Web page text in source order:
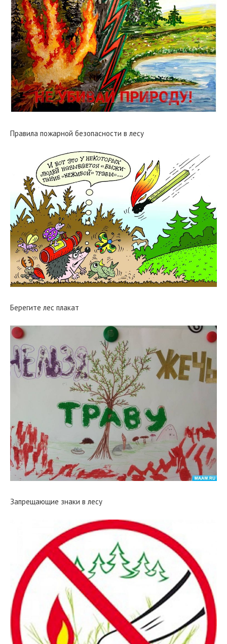
Правила пожарной безопасности в лесу
Берегите лес плакат
Запрещающие знаки в лесу